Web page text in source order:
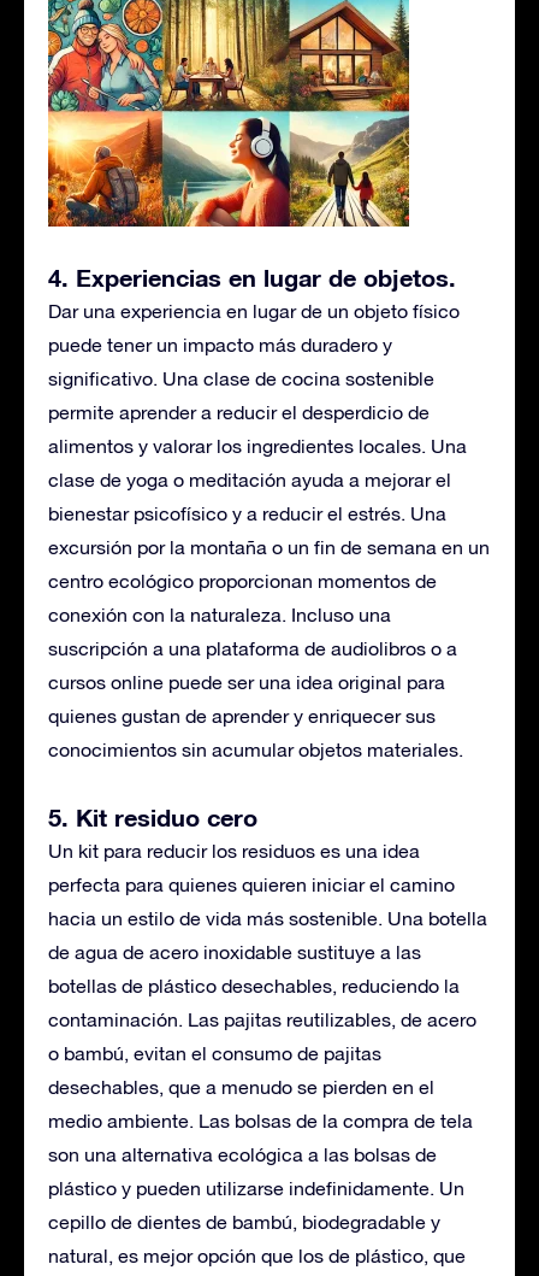
4. Experiencias en lugar de objetos.
Dar una experiencia en lugar de un objeto físico
puede tener un impacto más duradero y
significativo. Una clase de cocina sostenible
permite aprender a reducir el desperdicio de
alimentos y valorar los ingredientes locales. Una
clase de yoga o meditación ayuda a mejorar el
bienestar psicofísico y a reducir el estrés. Una
excursión por la montaña o un fin de semana en un
centro ecológico proporcionan momentos de
conexión con la naturaleza. Incluso una
suscripción a una plataforma de audiolibros o a
cursos online puede ser una idea original para
quienes gustan de aprender y enriquecer sus
conocimientos sin acumular objetos materiales.
5. Kit residuo cero
Un kit para reducir los residuos es una idea
perfecta para quienes quieren iniciar el camino
hacia un estilo de vida más sostenible. Una botella
de agua de acero inoxidable sustituye a las
botellas de plástico desechables, reduciendo la
contaminación. Las pajitas reutilizables, de acero
o bambú, evitan el consumo de pajitas
desechables, que a menudo se pierden en el
medio ambiente. Las bolsas de la compra de tela
son una alternativa ecológica a las bolsas de
plástico y pueden utilizarse indefinidamente. Un
cepillo de dientes de bambú, biodegradable y
natural, es mejor opción que los de plástico, que